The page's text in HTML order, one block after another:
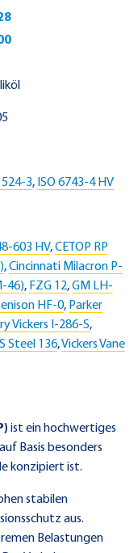
3, ISO 6743-4 HV
603 HV,CETOP RP
,Cincinnati Milacron P-
46), FZG 12,GM LH-
HF-0, Parker
Vickers I-286-S,
Steel 136,Vickers Vane
ist ein hochwertiges
Basis besonders
konzipiert ist.
stabilen
aus.
Belastungen